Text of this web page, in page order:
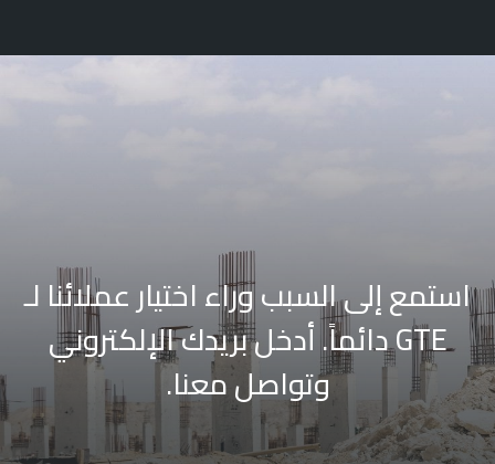
استمع إلى السبب وراء اختيار عملائنا لـ
GTE دائماً.
أدخل بريدك الإلكتروني
وتواصل معنا.